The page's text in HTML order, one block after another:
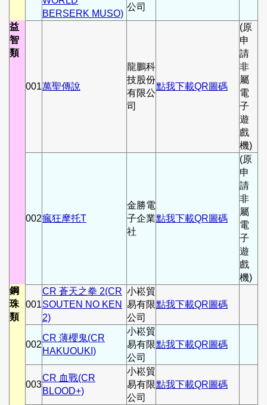
BERSERK MUSO)
公司
益
智
類
001萬聖傳說
龍鵬科
技股份
有限公
司
點我下載QR圖碼
(原
申
請
非
屬
電
子
遊
戲
機)
002瘋狂摩托T
金勝電
子企業
社
點我下載QR圖碼
(原
申
請
非
屬
電
子
遊
戲
機)
鋼
珠
類
001
CR 蒼天之拳 2(CR
SOUTEN NO KEN
2)
小崧貿
易有限
公司
點我下載QR圖碼
002
CR 薄櫻鬼(CR
HAKUOUKI)
小崧貿
易有限
公司
點我下載QR圖碼
003
CR 血戰(CR
BLOOD+)
小崧貿
易有限
公司
點我下載QR圖碼